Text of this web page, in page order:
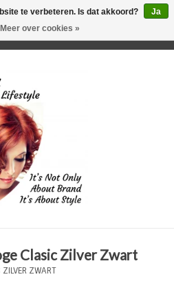
Clasic Zilver Zwart
ZWART
te verbeteren. Is dat akkoord?
Ja
Meer over cookies »